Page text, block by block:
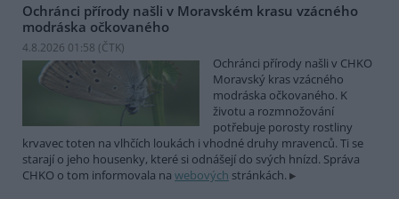
Ochránci přírody našli v Moravském krasu vzácného
modráska očkovaného
4.8.2026 01:58 (ČTK)
Ochránci přírody našli v CHKO
Moravský kras vzácného
modráska očkovaného. K
životu a rozmnožování
potřebuje porosty rostliny
krvavec toten na vlhčích loukách i vhodné druhy mravenců. Ti se
starají o jeho housenky, které si odnášejí do svých hnízd. Správa
CHKO o tom informovala na webových stránkách.